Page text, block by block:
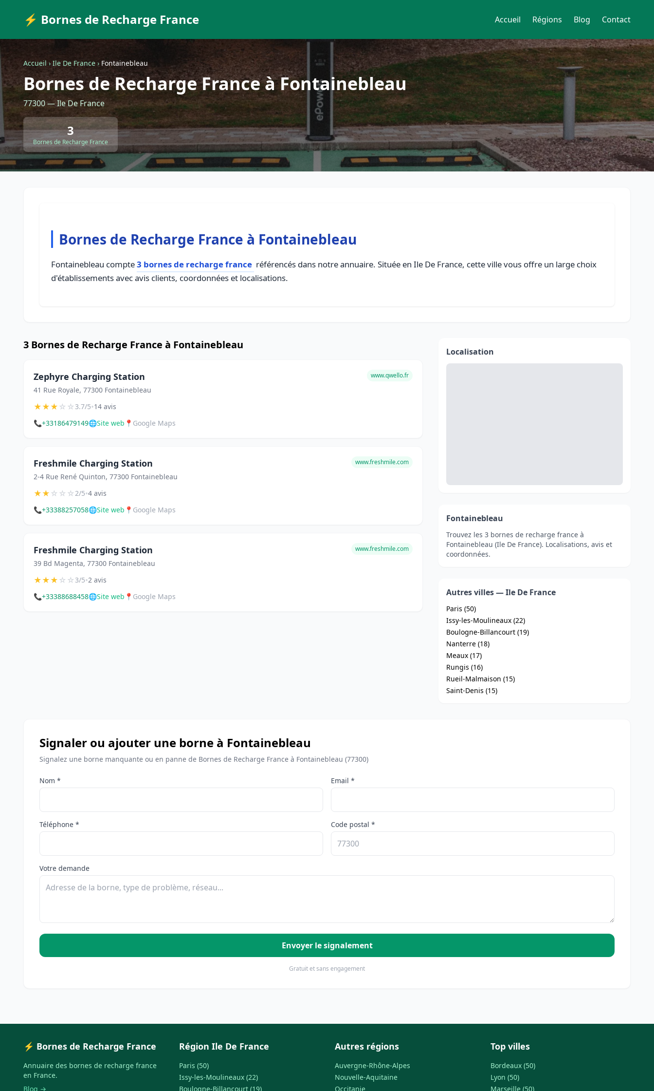
⚡ Bornes de Recharge France Accueil Régions Blog Contact
Accueil › Ile De France › Fontainebleau
Bornes de Recharge France à Fontainebleau
77300 — Ile De France
3
Bornes de Recharge France
Bornes de Recharge France à Fontainebleau
Fontainebleau compte3 bornes de recharge france référencés dans notre annuaire. Située en Ile De France, cette ville vous offre un large choix
d'établissements avec avis clients, coordonnées et localisations.
3 Bornes de Recharge France à Fontainebleau
Zephyre Charging Station
41 Rue Royale, 77300 Fontainebleau
www.qwello.fr
★★★☆☆3.7/5•14 avis
📞+33186479149🌐Site web 📍 Google Maps
Freshmile Charging Station
2-4 Rue René Quinton, 77300 Fontainebleau
www.freshmile.com
★★☆☆☆2/5•4 avis
📞+33388257058🌐Site web 📍 Google Maps
Freshmile Charging Station
39 Bd Magenta, 77300 Fontainebleau
www.freshmile.com
★★★☆☆3/5•2 avis
📞+33388688458🌐Site web 📍 Google Maps
Localisation
Fontainebleau
Trouvez les 3 bornes de recharge france à
Fontainebleau (Ile De France). Localisations, avis et
coordonnées.
Autres villes — Ile De France
Paris (50)
Issy-les-Moulineaux (22)
Boulogne-Billancourt (19)
Nanterre (18)
Meaux (17)
Rungis (16)
Rueil-Malmaison (15)
Saint-Denis (15)
Signaler ou ajouter une borne à Fontainebleau
Signalez une borne manquante ou en panne de Bornes de Recharge France à Fontainebleau (77300)
Nom * Email *
Téléphone * Code postal *
Votre demande
Envoyer le signalement
Gratuit et sans engagement
⚡ Bornes de Recharge France
Annuaire des bornes de recharge france
en France.
Blog →
Région Ile De France
Paris (50)
Issy-les-Moulineaux (22)
Boulogne-Billancourt (19)
Autres régions
Auvergne-Rhône-Alpes
Nouvelle-Aquitaine
Occitanie
Top villes
Bordeaux (50)
Lyon (50)
Marseille (50)